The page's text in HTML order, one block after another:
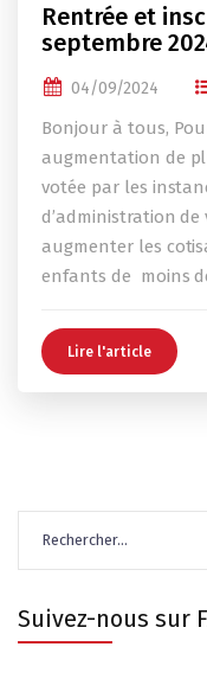
Rentrée et
septembre
04/09/2024
Bonjour à tous,
augmentation de
votée par les
d’administration
augmenter les
enfants de moins
Lire l'article
Suivez-nous sur